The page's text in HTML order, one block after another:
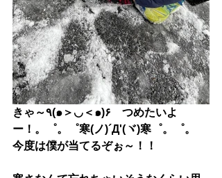
きゃ～ ٩(๑＞◡＜๑)۶
つめたいよ
ー！。゜。゜寒(ノ)´Д'(ヾ)寒゜。゜。
今度は僕が当てるぞぉ～！！